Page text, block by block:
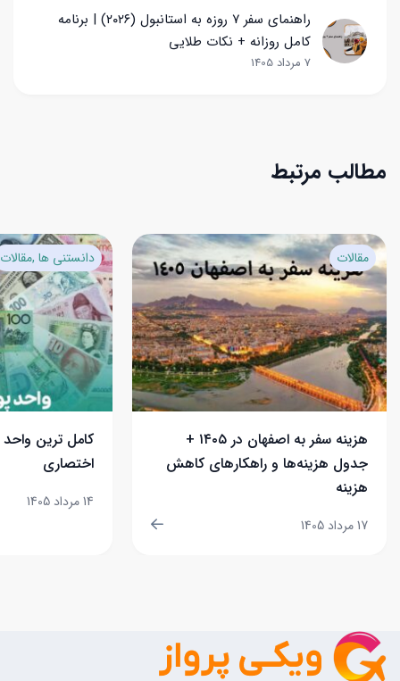
راهنمای سفر ۷ روزه به استانبول (۲۰۲۶) | برنامه
کامل روزانه + نکات طلایی
7 مرداد 1405
مطالب مرتبط
مقالات
هزینه سفر به اصفهان در ۱۴۰۵ +
جدول هزینه‌ها و راهکارهای کاهش
هزینه
17 مرداد 1405
دانستنی ها مقالات
کامل ترین
اختصاری
14 مرداد 1405